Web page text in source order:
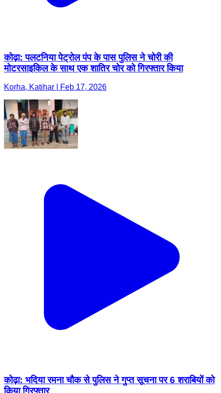
कोढ़ा: पलटनिया पेट्रोल पंप के पास पुलिस ने चोरी की
मोटरसाइकिल के साथ एक शातिर चोर को गिरफ्तार किया
Korha, Katihar | Feb 17, 2026
कोढ़ा: भदिया रमना चौक से पुलिस ने गुप्त सूचना पर 6 शराबियों को
किया गिरफ्तार